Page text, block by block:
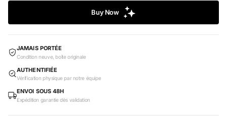
JAMAIS PORTÉE
Condition neuve, boîte originale
AUTHENTIFIÉE
Vérification physique par notre équipe
ENVOI SOUS 48H
Expédition garantie dès validation